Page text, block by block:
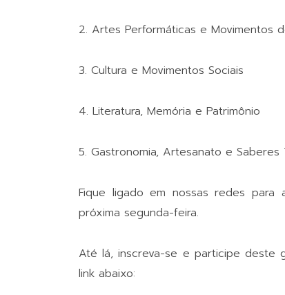
2. Artes Performáticas e Movimentos
3. Cultura e Movimentos Sociais
4. Literatura, Memória e Patrimônio
5. Gastronomia, Artesanato e Saberes
Fique ligado em nossas redes para
próxima segunda-feira.
Até lá, inscreva-se e participe deste
link abaixo: